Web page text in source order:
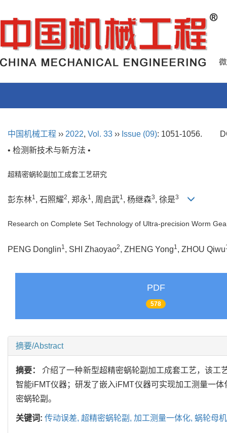
中国机械工程 ›› 2022, Vol. 33 ›› Issue (09): 1051-1056.
• 检测新技术与新方法 •
超精密蜗轮副加工成套工艺研究
彭东林1, 石照耀2, 郑永1, 周启武1, 杨继森3, 徐是3
Research on Complete Set Technology of Ultra-precision Worm
PENG Donglin1 , SHI Zhaoyao2, ZHENG Yong1 , ZHOU Qiwu
PDF
578
摘要/Abstract
摘要：介绍了一种新型超精密蜗轮副加工成套工艺，该工
智能iFMT仪器；研发了嵌入iFMT仪器可实现加工测量一
密蜗轮副。
关键词: 传动误差, 超精密蜗轮副, 加工测量一体化, 蜗轮母机